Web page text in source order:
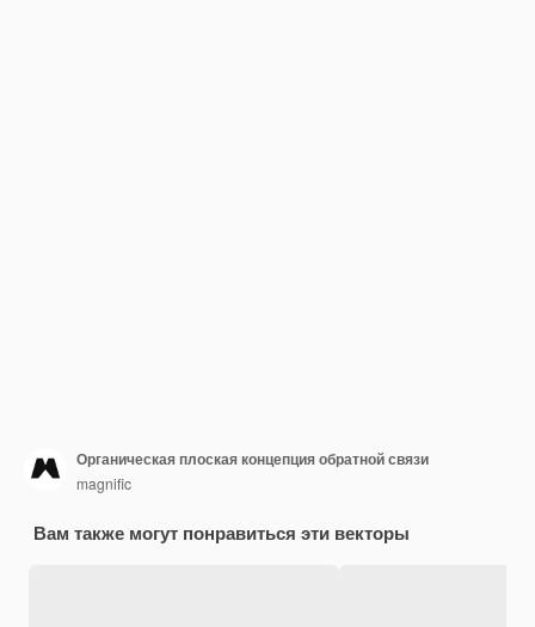
Органическая плоская концепция обратной связи
magnific
Вам также могут понравиться эти векторы